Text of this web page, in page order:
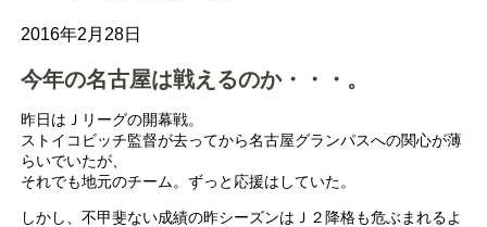
2016年2月28日
今年の名古屋は戦えるのか・・・。
昨日はＪリーグの開幕戦。
ストイコビッチ監督が去ってから名古屋グランパスへの関心が薄
らいでいたが、
それでも地元のチーム。ずっと応援はしていた。
しかし、不甲斐ない成績の昨シーズンはＪ２降格も危ぶまれるよ